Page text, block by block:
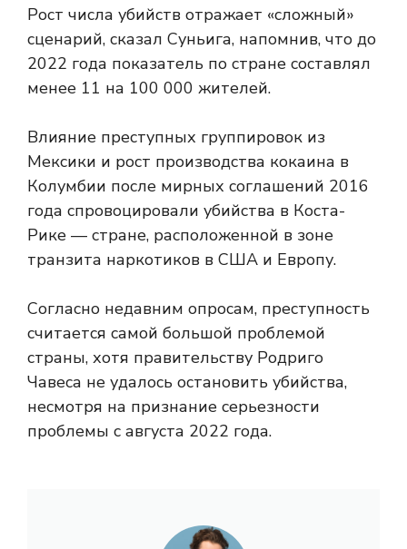
Рост числа убийств отражает «сложный»
сценарий, сказал Суньига, напомнив, что до
2022 года показатель по стране составлял
менее 11 на 100 000 жителей.
Влияние преступных группировок из
Мексики и рост производства кокаина в
Колумбии после мирных соглашений 2016
года спровоцировали убийства в Коста-
Рике — стране, расположенной в зоне
транзита наркотиков в США и Европу.
Согласно недавним опросам, преступность
считается самой большой проблемой
страны, хотя правительству Родриго
Чавеса не удалось остановить убийства,
несмотря на признание серьезности
проблемы с августа 2022 года.